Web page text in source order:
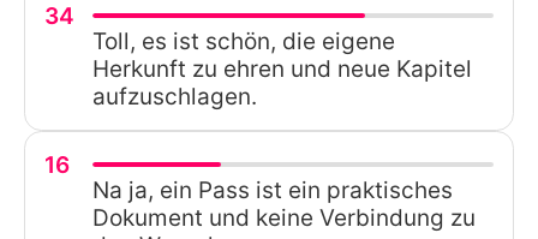
34
Toll, es ist schön, die eigene
Herkunft zu ehren und neue Kapitel
aufzuschlagen.
16
Na ja, ein Pass ist ein praktisches
Dokument und keine Verbindung zu